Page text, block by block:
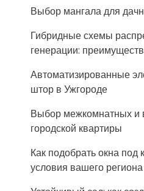
Выбор мангала для
Гибридные схемы
генерации:
Автоматизированные
штор в Ужгороде
Выбор межкомнатных и
городской квартиры
Как подобрать окна под
условия вашего региона